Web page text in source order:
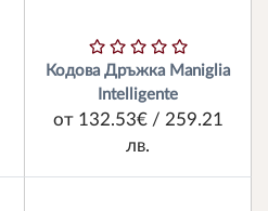
Кодова Дръжка Maniglia
Intelligente
от 132.53€ / 259.21
лв.